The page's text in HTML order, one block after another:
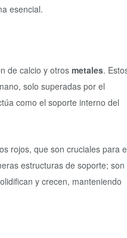
esencial.
de calcio y otros metales.
solo superadas por el
como el soporte interno del
rojos, que son cruciales para
estructuras de soporte; son
y crecen, manteniendo